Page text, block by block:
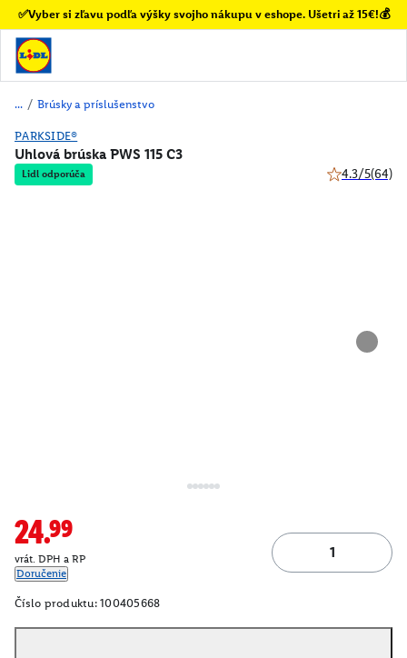
✅Vyber si zľavu podľa výšky svojho nákupu v eshope. Ušetri až 15€!💰
/ Brúsky a príslušenstvo
PARKSIDE®
Uhlová brúska PWS 115 C3
Lidl odporúča 4.3/5(64)
24.99
vrát. DPH a RP
Doručenie
Číslo produktu: 100405668